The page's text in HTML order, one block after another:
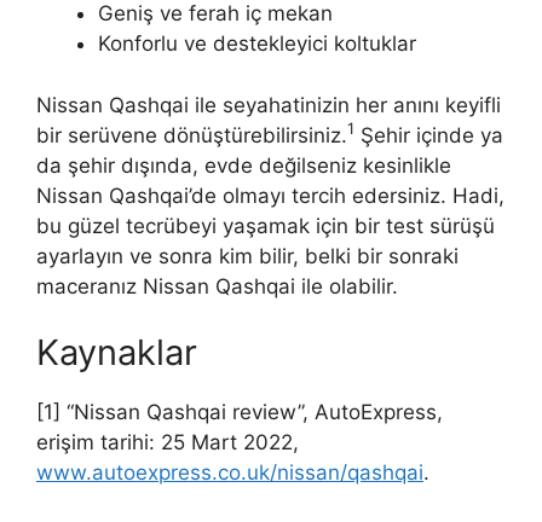
Geniş ve ferah iç mekan
Konforlu ve destekleyici koltuklar
Nissan Qashqai ile seyahatinizin her anını keyifli
bir serüvene dönüştürebilirsiniz.1 Şehir içinde ya
da şehir dışında, evde değilseniz kesinlikle
Nissan Qashqai’de olmayı tercih edersiniz. Hadi,
bu güzel tecrübeyi yaşamak için bir test sürüşü
ayarlayın ve sonra kim bilir, belki bir sonraki
maceranız Nissan Qashqai ile olabilir.
Kaynaklar
[1] “Nissan Qashqai review”, AutoExpress,
erişim tarihi: 25 Mart 2022,
www.autoexpress.co.uk/nissan/qashqai.